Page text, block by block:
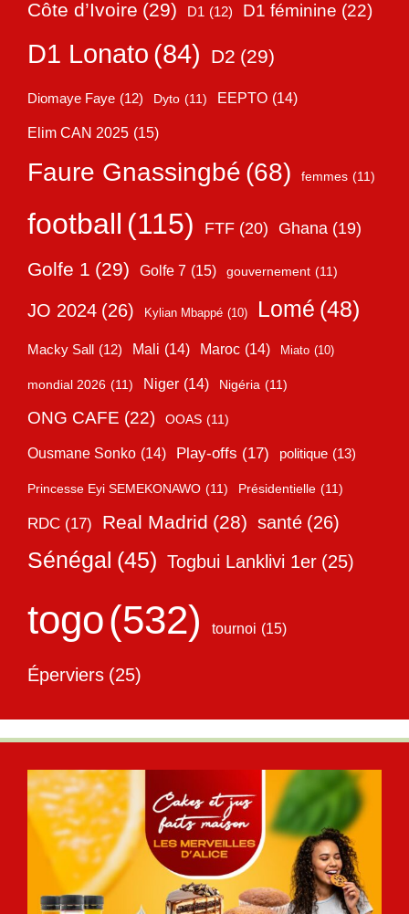
Côte d’Ivoire (29) D1 (12) D1 féminine (22)
D1 Lonato (84) D2 (29)
Diomaye Faye (12) Dyto (11) EEPTO (14)
Elim CAN 2025 (15)
Faure Gnassingbé (68) femmes (11)
football (115) FTF (20) Ghana (19)
Golfe 1 (29) Golfe 7 (15) gouvernement (11)
JO 2024 (26) Kylian Mbappé (10) Lomé (48)
Macky Sall (12) Mali (14) Maroc (14) Miato (10)
mondial 2026 (11) Niger (14) Nigéria (11)
ONG CAFE (22) OOAS (11)
Ousmane Sonko (14) Play-offs (17) politique (13)
Princesse Eyi SEMEKONAWO (11) Présidentielle (11)
RDC (17) Real Madrid (28) santé (26)
Sénégal (45) Togbui Lanklivi 1er (25)
togo(532) tournoi (15)
Éperviers (25)